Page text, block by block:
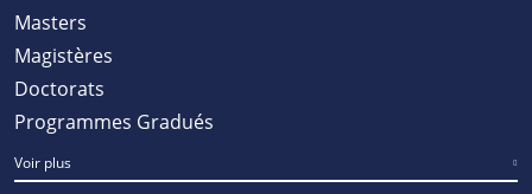
Masters
Magistères
Doctorats
Programmes Gradués
Voir plus